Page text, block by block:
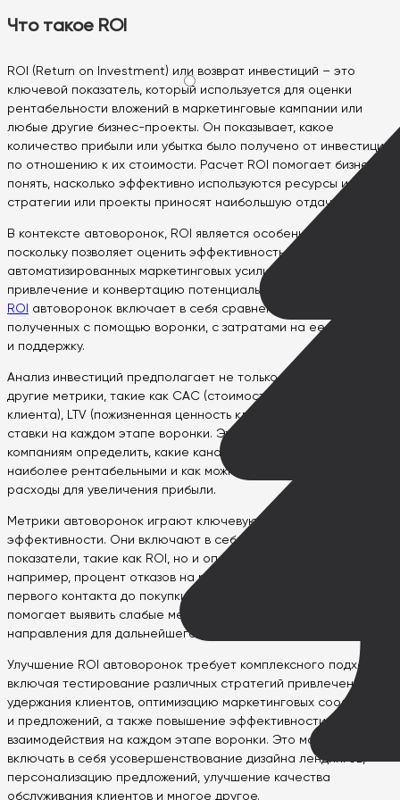
Что такое ROI
ROI (Return on Investment) или возврат инвестиций – это
ключевой показатель, который используется для оценки
рентабельности вложений в маркетинговые кампании или
любые другие бизнес-проекты. Он показывает, какое
количество прибыли или убытка было получено от инвестиций
по отношению к их стоимости. Расчет ROI помогает бизнесу
понять, насколько эффективно используются ресурсы и какие
стратегии или проекты приносят наибольшую отдачу.
В контексте автоворонок, ROI является особенно важным,
поскольку позволяет оценить эффективность
автоматизированных маркетинговых усилий, направленных на
привлечение и конвертацию потенциальных клиентов.
ROI
автоворонок включает в себя сравнение доходов,
полученных с помощью воронки, с затратами на ее создание
и поддержку.
Анализ инвестиций предполагает не только расчет ROI, но и
другие метрики, такие как CAC (стоимость привлечения
клиента), LTV (пожизненная ценность клиента), конверсионные
ставки на каждом этапе воронки. Эти данные помогают
компаниям определить, какие каналы и стратегии являются
наиболее рентабельными и как можно оптимизировать
расходы для увеличения прибыли.
Метрики автоворонок играют ключевую роль в оценке их
эффективности. Они включают в себя не только финансовые
показатели, такие как ROI, но и операционные метрики,
например, процент отказов на разных этапах, время от
первого контакта до покупки и другие. Анализ этих метрик
помогает выявить слабые места в воронке и определить
направления для дальнейшего улучшения.
Улучшение ROI автоворонок требует комплексного подхода,
включая тестирование различных стратегий привлечения и
удержания клиентов, оптимизацию маркетинговых сообщений
и предложений, а также повышение эффективности
взаимодействия на каждом этапе воронки. Это может
включать в себя усовершенствование дизайна лендингов,
персонализацию предложений, улучшение качества
обслуживания клиентов и многое другое.